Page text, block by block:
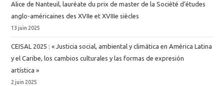
Alice de Nanteuil, lauréate du prix de master de la Société d’études
anglo-américaines des XVIIe et XVIIIe siècles
13 juin 2025
CEISAL 2025 : « Justicia social, ambiental y climática en América Latina
y el Caribe, los cambios culturales y las formas de expresión
artística »
2 juin 2025